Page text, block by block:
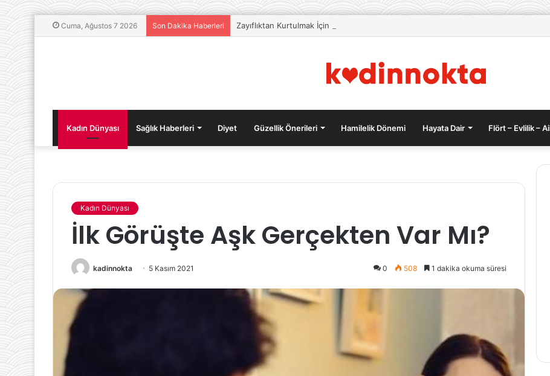
Cuma, Ağustos 7 2026 Son Dakika Haberleri Zayıflıktan Kurtulmak İçin Beslenme Önerileri
Kadın Dünyası Sağlık Haberleri Diyet Güzellik Önerileri Hamilelik Dönemi Hayata Dair Flört – Evlilik –
Kadın Dünyası
İlk Görüşte Aşk Gerçekten Var Mı?
kadinnokta 5 Kasım 2021 0 508 1 dakika okuma süresi
Tavsiyeleri:
Sivilce
Baş
Güzellik Tavsiyeleri: Sivilce ile
Baş Etmenin Yolları
Kolay
Karnıyarık
Nasıl
En Kolay Karnıyarık Tarifi Nasıl